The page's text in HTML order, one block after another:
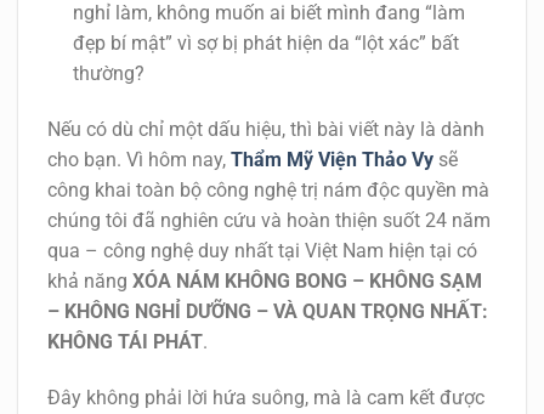
nghỉ làm, không muốn ai biết mình đang “làm
đẹp bí mật” vì sợ bị phát hiện da “lột xác” bất
thường?
Nếu có dù chỉ một dấu hiệu, thì bài viết này là dành
cho bạn. Vì hôm nay, Thẩm Mỹ Viện Thảo Vy sẽ
công khai toàn bộ công nghệ trị nám độc quyền mà
chúng tôi đã nghiên cứu và hoàn thiện suốt 24 năm
qua – công nghệ duy nhất tại Việt Nam hiện tại có
khả năng XÓA NÁM KHÔNG BONG – KHÔNG SẠM
– KHÔNG NGHỈ DƯỠNG – VÀ QUAN TRỌNG NHẤT:
KHÔNG TÁI PHÁT.
Đây không phải lời hứa suông, mà là cam kết được